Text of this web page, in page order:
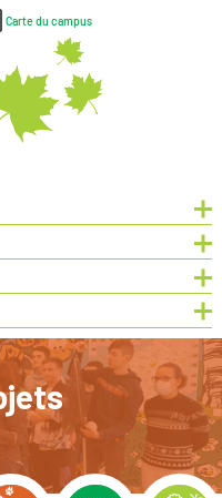
Carte du campus